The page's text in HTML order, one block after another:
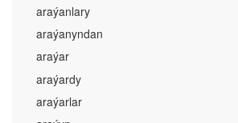
araýanlary
araýanyndan
araýar
araýardy
araýarlar